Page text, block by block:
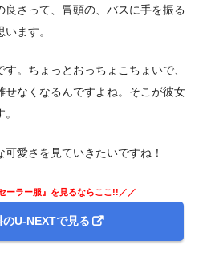
良さって、冒頭の、バスに手を振る
ます。
。ちょっとおっちょこちょいで、
せなくなるんですよね。そこが彼女
愛さを見ていきたいですね！
ーラー服』を見るならここ!!／／
U-NEXTで見る